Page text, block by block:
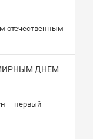
отечественным
ДНЕМ
– первый